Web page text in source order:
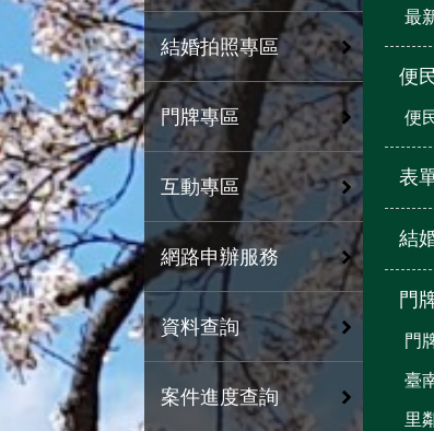
結婚拍照專區
門牌專區
互動專區
網路申辦服務
資料查詢
案件進度查詢
最
便
便
表
結
門
門
臺
里